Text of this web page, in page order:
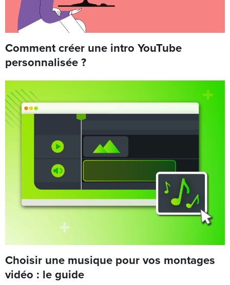
Comment créer une intro YouTube
personnalisée ?
Choisir une musique pour vos montages
vidéo : le guide